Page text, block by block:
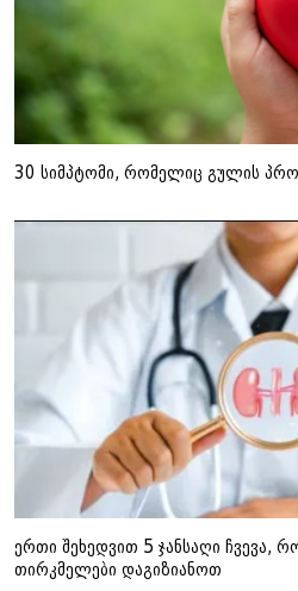
30 სიმპტომი, რომელიც გულის
ერთი შეხედვით 5 ჯანსაღი ჩვევა,
თირკმელები დაგიზიანოთ